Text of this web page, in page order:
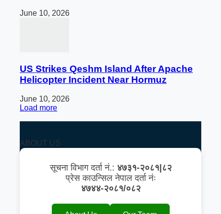
June 10, 2026
US Strikes Qeshm Island After Apache
Helicopter Incident Near Hormuz
June 10, 2026
Load more
ABOUT US
सूचना विभाग दर्ता नं.: ४७३१-२०८१|८२
प्रेस काउन्सिल नेपाल दर्ता नंः
४७४४-२०८१/०८२